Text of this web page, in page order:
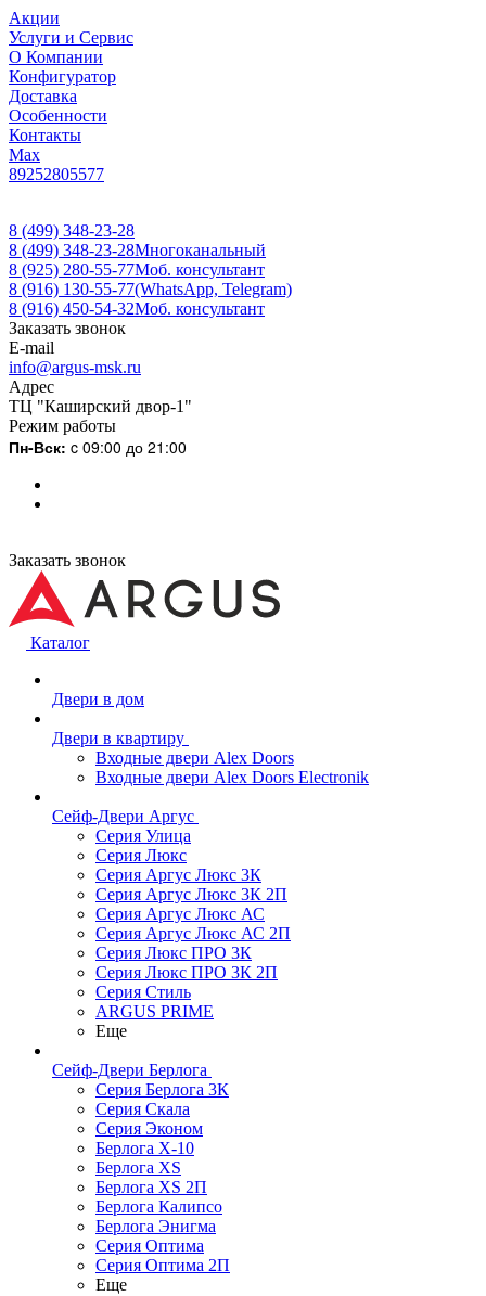
Акции
Услуги и Сервис
О Компании
Конфигуратор
Доставка
Особенности
Контакты
Max
89252805577
8 (499) 348-23-28
8 (499) 348-23-28Многоканальный
8 (925) 280-55-77Моб. консультант
8 (916) 130-55-77(WhatsApp, Telegram)
8 (916) 450-54-32Моб. консультант
Заказать звонок
E-mail
info@argus-msk.ru
Адрес
ТЦ "Каширский двор-1"
Режим работы
Пн-Вск: c 09:00 до 21:00
Заказать звонок
Каталог
Двери в дом
Двери в квартиру
Входные двери Alex Doors
Входные двери Alex Doors Electronik
Сейф-Двери Аргус
Серия Улица
Серия Люкс
Серия Аргус Люкс 3К
Серия Аргус Люкс 3К 2П
Серия Аргус Люкс АС
Серия Аргус Люкс АС 2П
Серия Люкс ПРО 3К
Серия Люкс ПРО 3К 2П
Серия Стиль
ARGUS PRIME
Еще
Сейф-Двери Берлога
Серия Берлога 3К
Серия Скала
Серия Эконом
Берлога X-10
Берлога XS
Берлога XS 2П
Берлога Калипсо
Берлога Энигма
Серия Оптима
Серия Оптима 2П
Еще